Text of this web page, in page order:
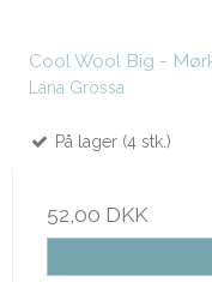
Cool Wool Big -
Lana Grossa
På lager (4 stk.)
52,00 DKK